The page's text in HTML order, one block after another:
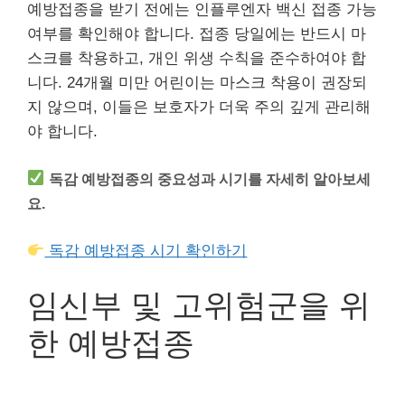
예방접종을 받기 전에는 인플루엔자 백신 접종 가능
여부를 확인해야 합니다. 접종 당일에는 반드시 마
스크를 착용하고, 개인 위생 수칙을 준수하여야 합
니다. 24개월 미만 어린이는 마스크 착용이 권장되
지 않으며, 이들은 보호자가 더욱 주의 깊게 관리해
야 합니다.
독감 예방접종의 중요성과 시기를 자세히 알아보세
요.
독감 예방접종 시기 확인하기
임신부 및 고위험군을 위
한 예방접종